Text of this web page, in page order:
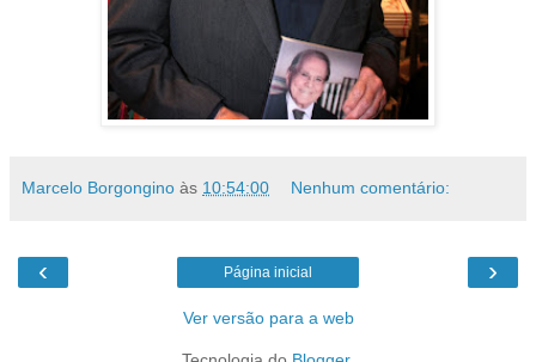
Marcelo Borgongino às 10:54:00 Nenhum comentário:
‹ ›
Página inicial
Ver versão para a web